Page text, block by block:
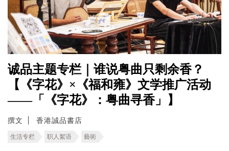
诚品主题专栏｜谁说粤曲只剩余香？
【《字花》×《福和雍》文学推广活动
——「《字花》：粤曲寻香」】
撰文 香港誠品書店
生活专栏 职人絮语 藝術